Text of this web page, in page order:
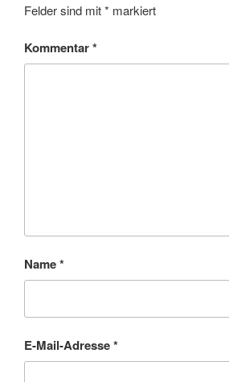
Felder sind mit* markiert
Kommentar*
Name*
E-Mail-Adresse*